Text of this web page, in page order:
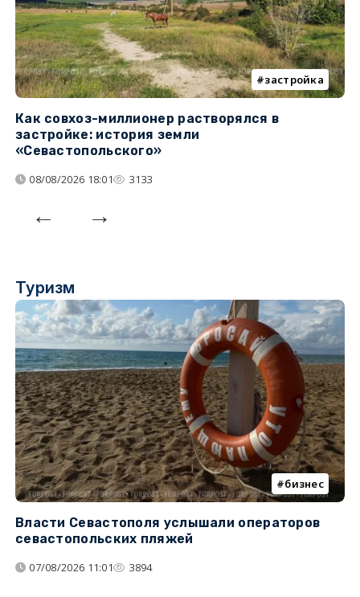
застройка
Как совхоз-миллионер растворялся в
застройке: история земли
«Севастопольского»
08/08/2026 18:01 3133
Туризм
бизнес
Власти Севастополя услышали операторов
севастопольских пляжей
07/08/2026 11:01 3894